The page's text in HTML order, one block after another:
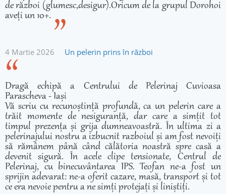
de război (glumesc,desigur).Oricum de la grupul Dorohoi
aveți un 10+.
4 Martie 2026 Un pelerin prins în război
Dragă echipă a Centrului de Pelerinaj Cuvioasa
Parascheva - Iași
Vă scriu cu recunoștință profundă, ca un pelerin care a
trăit momente de nesiguranță, dar care a simțit tot
timpul prezența și grija dumneavoastră. În ultima zi a
pelerinajului nostru a izbucnit razboiul și am fost nevoiți
să rămânem până când călătoria noastră spre casă a
devenit sigură. În acele clipe tensionate, Centrul de
Pelerinaj, cu binecuvântarea IPS. Teofan ne-a fost un
sprijin adevarat: ne-a oferit cazare, masă, transport și tot
ce era nevoie pentru a ne simți protejați și liniștiți.